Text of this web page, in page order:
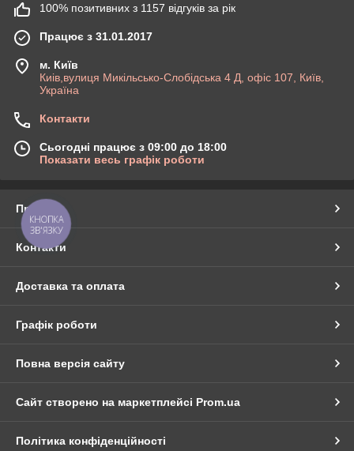
100% позитивних з 1157 відгуків за рік
Працює з 31.01.2017
м. Київ
Киів,вулиця Микільсько-Слобідська 4 Д, офіс 107, Київ,
Україна
Контакти
Сьогодні працює з 09:00 до 18:00
Показати весь графік роботи
Про нас
Контакти
Доставка та оплата
Графік роботи
Повна версія сайту
Сайт створено на маркетплейсі Prom.ua
Політика конфіденційності
КНОПКА
ЗВ'ЯЗКУ